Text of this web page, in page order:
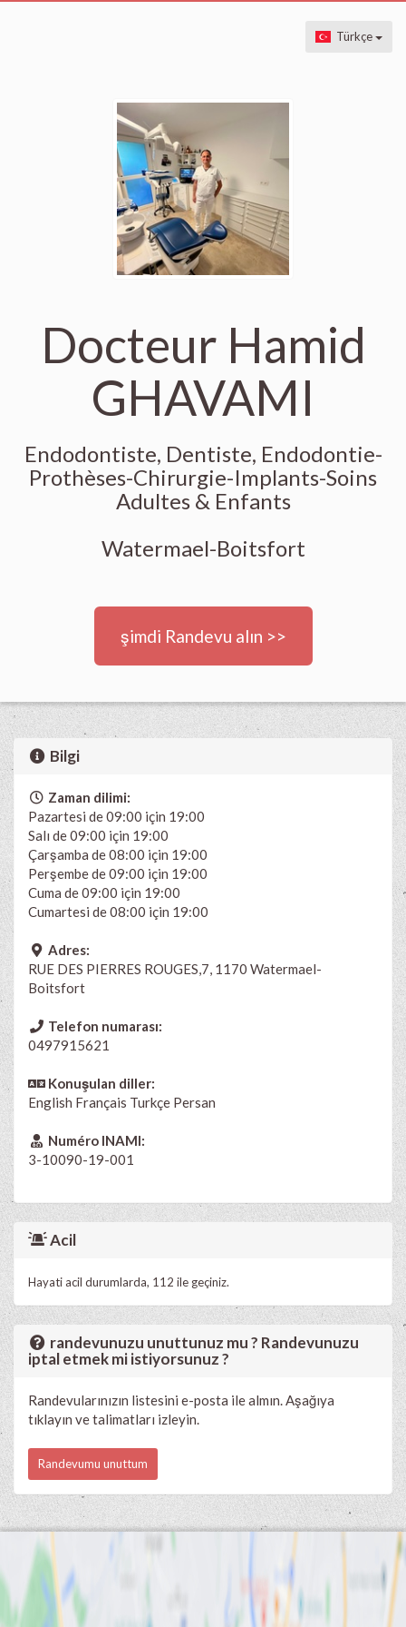
Türkçe
Docteur Hamid
GHAVAMI
Endodontiste, Dentiste, Endodontie-
Prothèses-Chirurgie-Implants-Soins
Adultes & Enfants
Watermael-Boitsfort
şimdi Randevu alın >>
Bilgi
Zaman dilimi:
Pazartesi de 09:00 için 19:00
Salı de 09:00 için 19:00
Çarşamba de 08:00 için 19:00
Perşembe de 09:00 için 19:00
Cuma de 09:00 için 19:00
Cumartesi de 08:00 için 19:00
Adres:
RUE DES PIERRES ROUGES,7, 1170 Watermael-
Boitsfort
Telefon numarası:
0497915621
Konuşulan diller:
English Français Turkçe Persan
Numéro INAMI:
3-10090-19-001
Acil
Hayati acil durumlarda, 112 ile geçiniz.
randevunuzu unuttunuz mu ? Randevunuzu
iptal etmek mi istiyorsunuz ?
Randevularınızın listesini e-posta ile almın. Aşağıya
tıklayın ve talimatları izleyin.
Randevumu unuttum